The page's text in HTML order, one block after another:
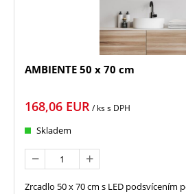
AMBIENTE 50 x 70 cm
168,06 EUR/ kss DPH
Skladem
Zrcadlo 50 x 70 cm s LED podsvícením